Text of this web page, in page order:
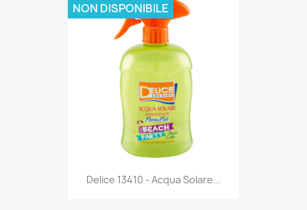
Anteprima
Delice 13410 - Acqua Solare...
NON DISPONIBILE